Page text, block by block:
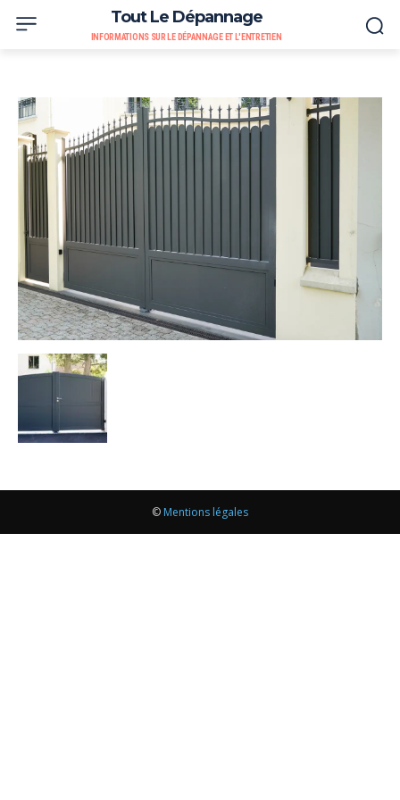
Tout Le Dépannage
INFORMATIONS SUR LE DÉPANNAGE ET L'ENTRETIEN
© Mentions légales